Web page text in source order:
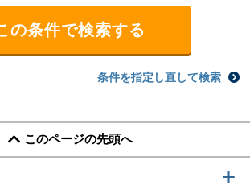
条件を指定し直して検索
このページの先頭へ